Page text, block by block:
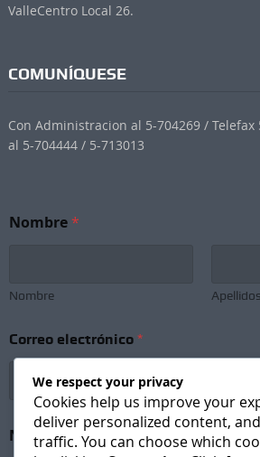
ValleCentro Local 26.
COMUNÍQUESE
Con Administracion al 5-704269 / Telefax
al 5-704444 / 5-713013
Nombre*
Nombre Apellidos
e
r
ó
Correo electrónico *
Newsletter Subscription*
We respect your privacy
Cookies help us improve your
deliver personalized content,
traffic. You can choose which